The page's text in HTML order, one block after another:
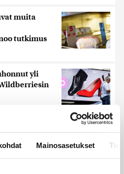
Mainosasetukset
muita
tutkimus
yli
oli
media”